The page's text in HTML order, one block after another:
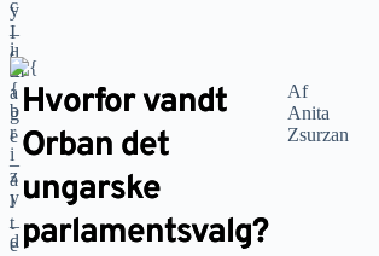
Hvorfor vandt
Orban det
ungarske
parlamentsvalg?
Af
Anita
Zsurzan